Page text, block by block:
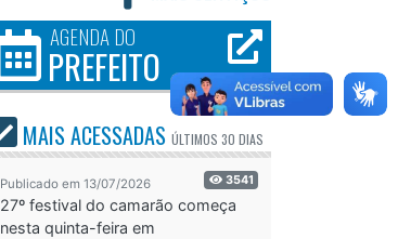
AGENDA DO
PREFEITO
MAIS ACESSADAS ÚLTIMOS 30 DIAS
Publicado em 13/07/2026 3541
27º festival do camarão começa
nesta quinta-feira em